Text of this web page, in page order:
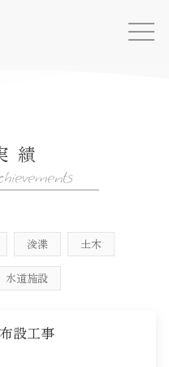
績
浚渫 土木
水道施設
設工事